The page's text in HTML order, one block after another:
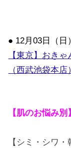
● 12月03日（日）
【東京】おき
（西武池袋本店）
【肌のお悩み
【シミ・シワ